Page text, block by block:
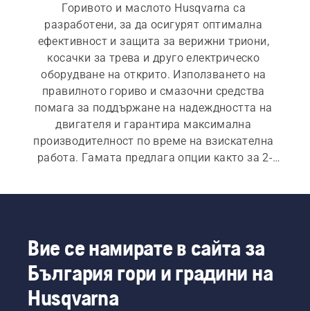
Горивото и маслото Husqvarna са
разработени, за да осигурят оптимална
ефективност и защита за верижни триони,
косачки за трева и друго електрическо
оборудване на открито. Използването на
правилното гориво и смазочни средства
помага за поддържане на надеждността на
двигателя и гарантира максимална
производителност по време на взискателна
работа. Гамата предлага опции както за 2-
Вие се намирате в сайта за
България гори и градини на
Husqvarna